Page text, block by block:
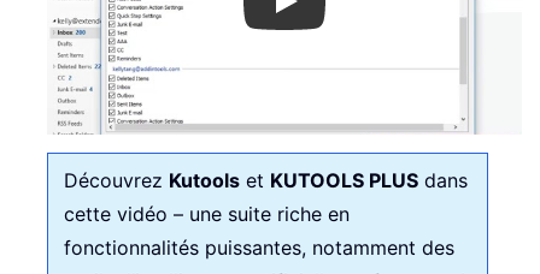
Play
Découvrez Kutools et KUTOOLS PLUS dans
cette vidéo – une suite riche en
fonctionnalités puissantes, notamment des